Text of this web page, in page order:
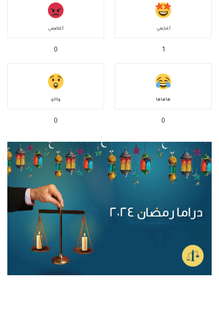
أعجبني
1
أغضبني
0
هاهاها
0
واااو
0